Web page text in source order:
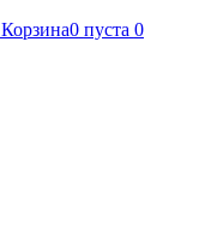
Корзина0 пуста 0